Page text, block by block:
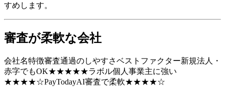
すめします。
審査が柔軟な会社
会社名特徴審査通過のしやすさベストファクター新規法人・
赤字でもOK★★★★★ラボル個人事業主に強い
★★★★☆PayTodayAI審査で柔軟★★★★☆